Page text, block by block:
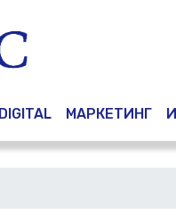
DIGITAL МАРКЕТИНГ